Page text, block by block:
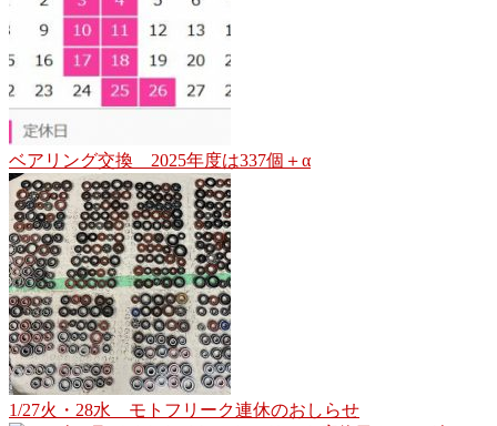
ベアリング交換 2025年度は337個＋α
1/27火・28水 モトフリーク連休のおしらせ